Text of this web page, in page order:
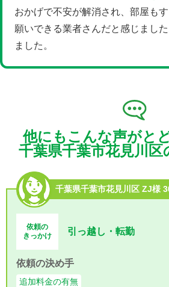
おかげで不安が解消され、部屋も
願いできる業者さんだと感じまし
ました。
他にもこんな声がと
千葉県千葉市花見川区
千葉県千葉市花見川区 ZJ様
依頼の
きっかけ
引っ越し・転勤
依頼の決め手
追加料金の有無